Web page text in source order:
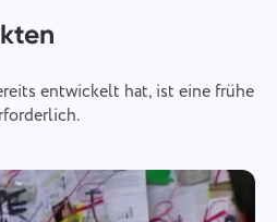
entwickelt hat, ist eine frühe